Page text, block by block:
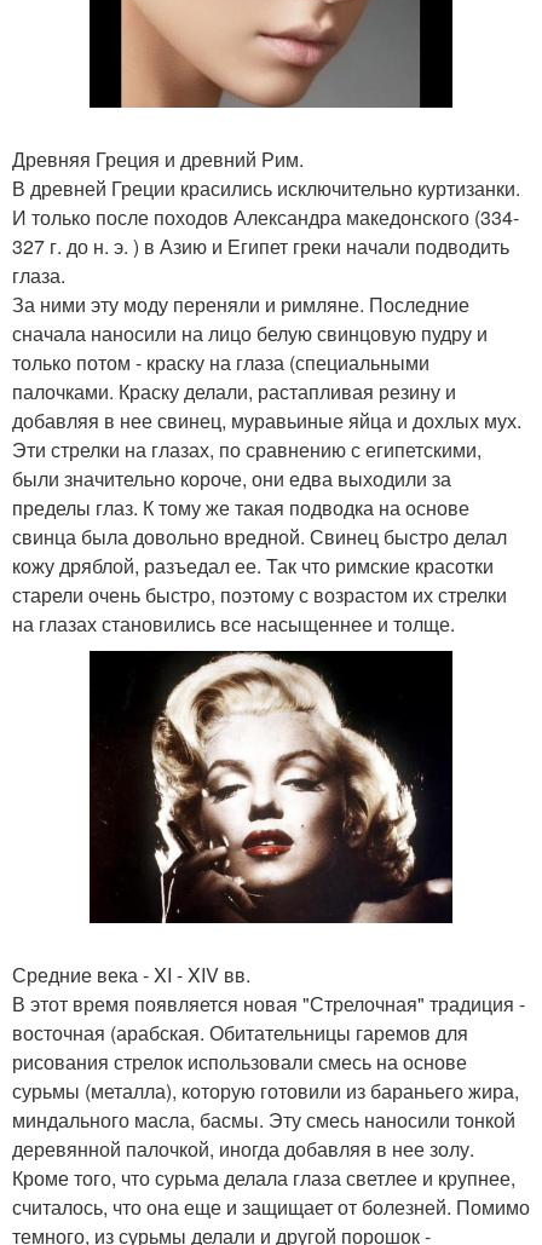
Древняя Греция и древний Рим.
В древней Греции красились исключительно куртизанки.
И только после походов Александра македонского (334-
327 г. до н. э. ) в Азию и Египет греки начали подводить
глаза.
За ними эту моду переняли и римляне. Последние
сначала наносили на лицо белую свинцовую пудру и
только потом - краску на глаза (специальными
палочками. Краску делали, растапливая резину и
добавляя в нее свинец, муравьиные яйца и дохлых мух.
Эти стрелки на глазах, по сравнению с египетскими,
были значительно короче, они едва выходили за
пределы глаз. К тому же такая подводка на основе
свинца была довольно вредной. Свинец быстро делал
кожу дряблой, разъедал ее. Так что римские красотки
старели очень быстро, поэтому с возрастом их стрелки
на глазах становились все насыщеннее и толще.
Средние века - XI - XIV вв.
В этот время появляется новая "Стрелочная" традиция -
восточная (арабская. Обитательницы гаремов для
рисования стрелок использовали смесь на основе
сурьмы (металла), которую готовили из бараньего жира,
миндального масла, басмы. Эту смесь наносили тонкой
деревянной палочкой, иногда добавляя в нее золу.
Кроме того, что сурьма делала глаза светлее и крупнее,
считалось, что она еще и защищает от болезней. Помимо
темного, из сурьмы делали и другой порошок -